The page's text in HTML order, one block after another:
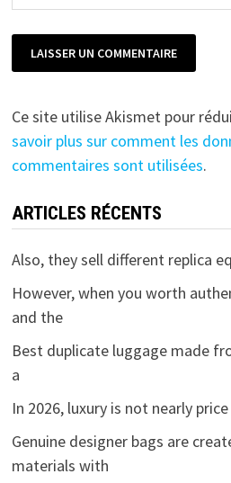
Ce site utilise Akismet pour
savoir plus sur comment les
commentaires sont utilisées.
ARTICLES RÉCENTS
Also, they sell different replica
However, when you worth
and the
Best duplicate luggage made
a
In 2026, luxury is not nearly
Genuine designer bags are
materials with